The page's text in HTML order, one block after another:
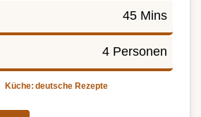
45 Mins
4 Personen
Küche: deutsche Rezepte